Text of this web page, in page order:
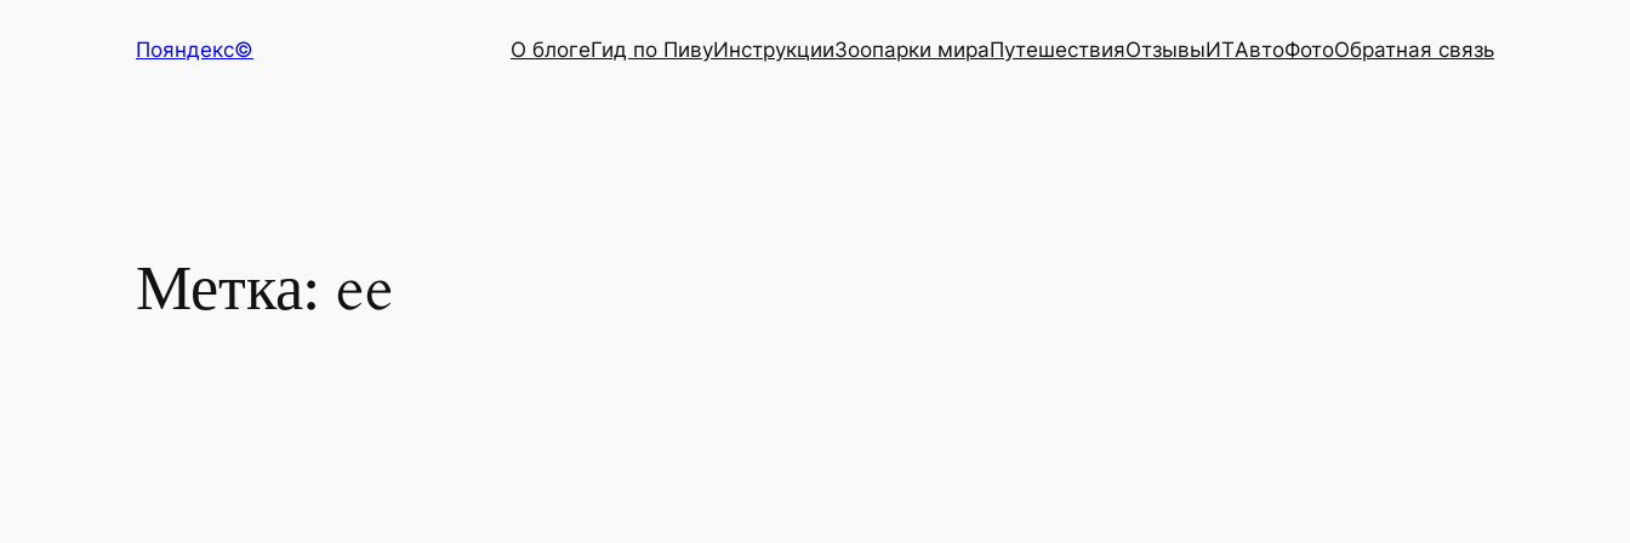
Пояндекс© О блогеГид по ПивуИнструкцииЗоопарки мираПутешествияОтзывыИТАвтоФотоОбратная связь
Метка: ee